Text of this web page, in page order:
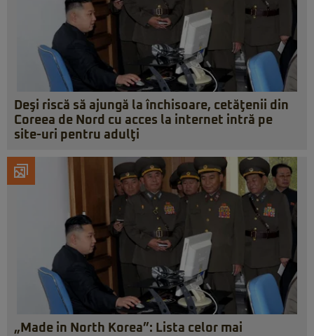
Deşi riscă să ajungă la închisoare, cetăţenii din
Coreea de Nord cu acces la internet intră pe
site-uri pentru adulţi
„Made in North Korea”: Lista celor mai